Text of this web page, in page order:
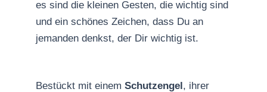
es sind die kleinen Gesten, die wichtig sind
und ein schönes Zeichen, dass Du an
jemanden denkst, der Dir wichtig ist.
Bestückt mit einem Schutzengel, ihrer